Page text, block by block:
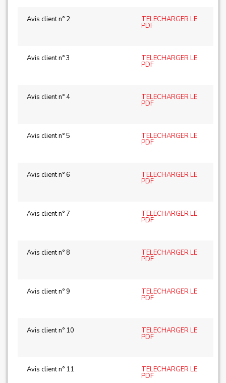
Avis client n° 2 TELECHARGER LE
PDF
Avis client n° 3 TELECHARGER LE
PDF
Avis client n° 4 TELECHARGER LE
PDF
Avis client n° 5 TELECHARGER LE
PDF
Avis client n° 6 TELECHARGER LE
PDF
Avis client n° 7 TELECHARGER LE
PDF
Avis client n° 8 TELECHARGER LE
PDF
Avis client n° 9 TELECHARGER LE
PDF
Avis client n° 10 TELECHARGER LE
PDF
Avis client n° 11 TELECHARGER LE
PDF